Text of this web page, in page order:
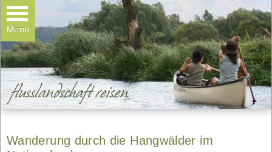
Menü
Wanderungen
Teamtage & Familientage
Galerie
Kontakt
Wanderung durch die Hangwälder im